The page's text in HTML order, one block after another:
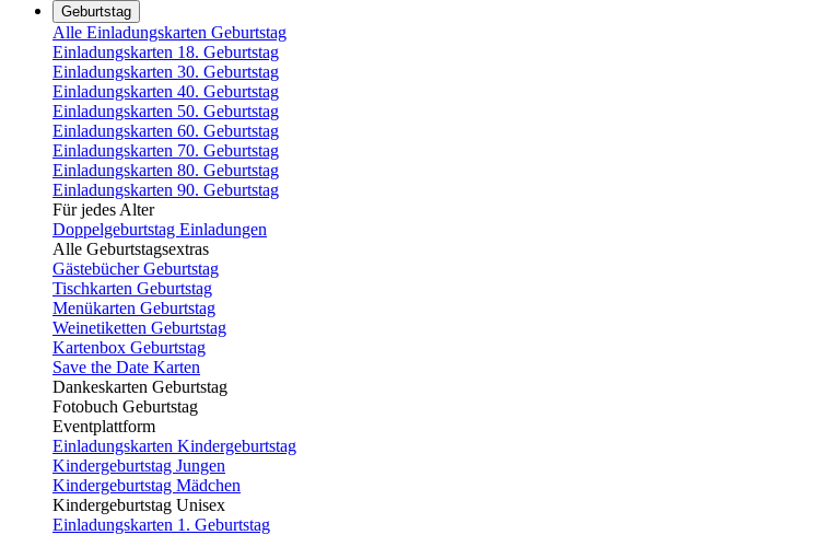
Geburtstag
Alle Einladungskarten Geburtstag
Einladungskarten 18. Geburtstag
Einladungskarten 30. Geburtstag
Einladungskarten 40. Geburtstag
Einladungskarten 50. Geburtstag
Einladungskarten 60. Geburtstag
Einladungskarten 70. Geburtstag
Einladungskarten 80. Geburtstag
Einladungskarten 90. Geburtstag
Für jedes Alter
Doppelgeburtstag Einladungen
Alle Geburtstagsextras
Gästebücher Geburtstag
Tischkarten Geburtstag
Menükarten Geburtstag
Weinetiketten Geburtstag
Kartenbox Geburtstag
Save the Date Karten
Dankeskarten Geburtstag
Fotobuch Geburtstag
Eventplattform
Einladungskarten Kindergeburtstag
Kindergeburtstag Jungen
Kindergeburtstag Mädchen
Kindergeburtstag Unisex
Einladungskarten 1. Geburtstag